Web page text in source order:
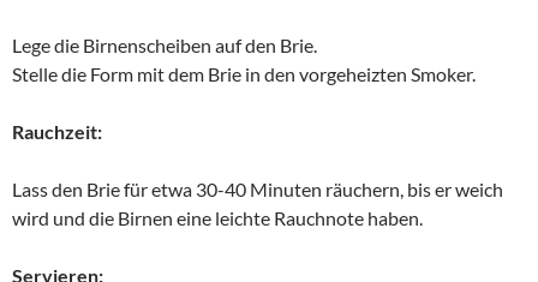
Lege die Birnenscheiben auf den Brie.
Stelle die Form mit dem Brie in den vorgeheizten Smoker.
Rauchzeit:
Lass den Brie für etwa 30-40 Minuten räuchern, bis er weich
wird und die Birnen eine leichte Rauchnote haben.
Servieren: